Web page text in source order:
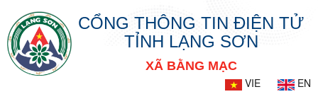
CỔNG THÔNG TIN ĐIỆN TỬ
TỈNH LẠNG SƠN
XÃ BẰNG MẠC
VIE
EN